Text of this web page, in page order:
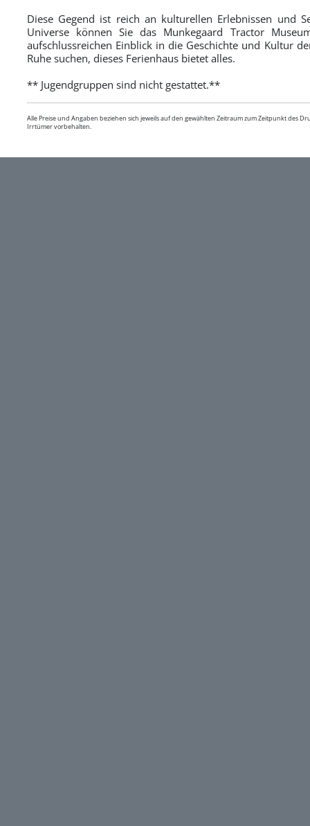
Diese Gegend ist reich an kulturellen Erlebnissen und
Universe können Sie das Munkegaard Tractor
aufschlussreichen Einblick in die Geschichte und Kultur
Ruhe suchen, dieses Ferienhaus bietet alles.
** Jugendgruppen sind nicht gestattet.**
Alle Preise und Angaben beziehen sich jeweils auf den gewählten Zeitraum zum Zeitpunkt des
Irrtümer vorbehalten.